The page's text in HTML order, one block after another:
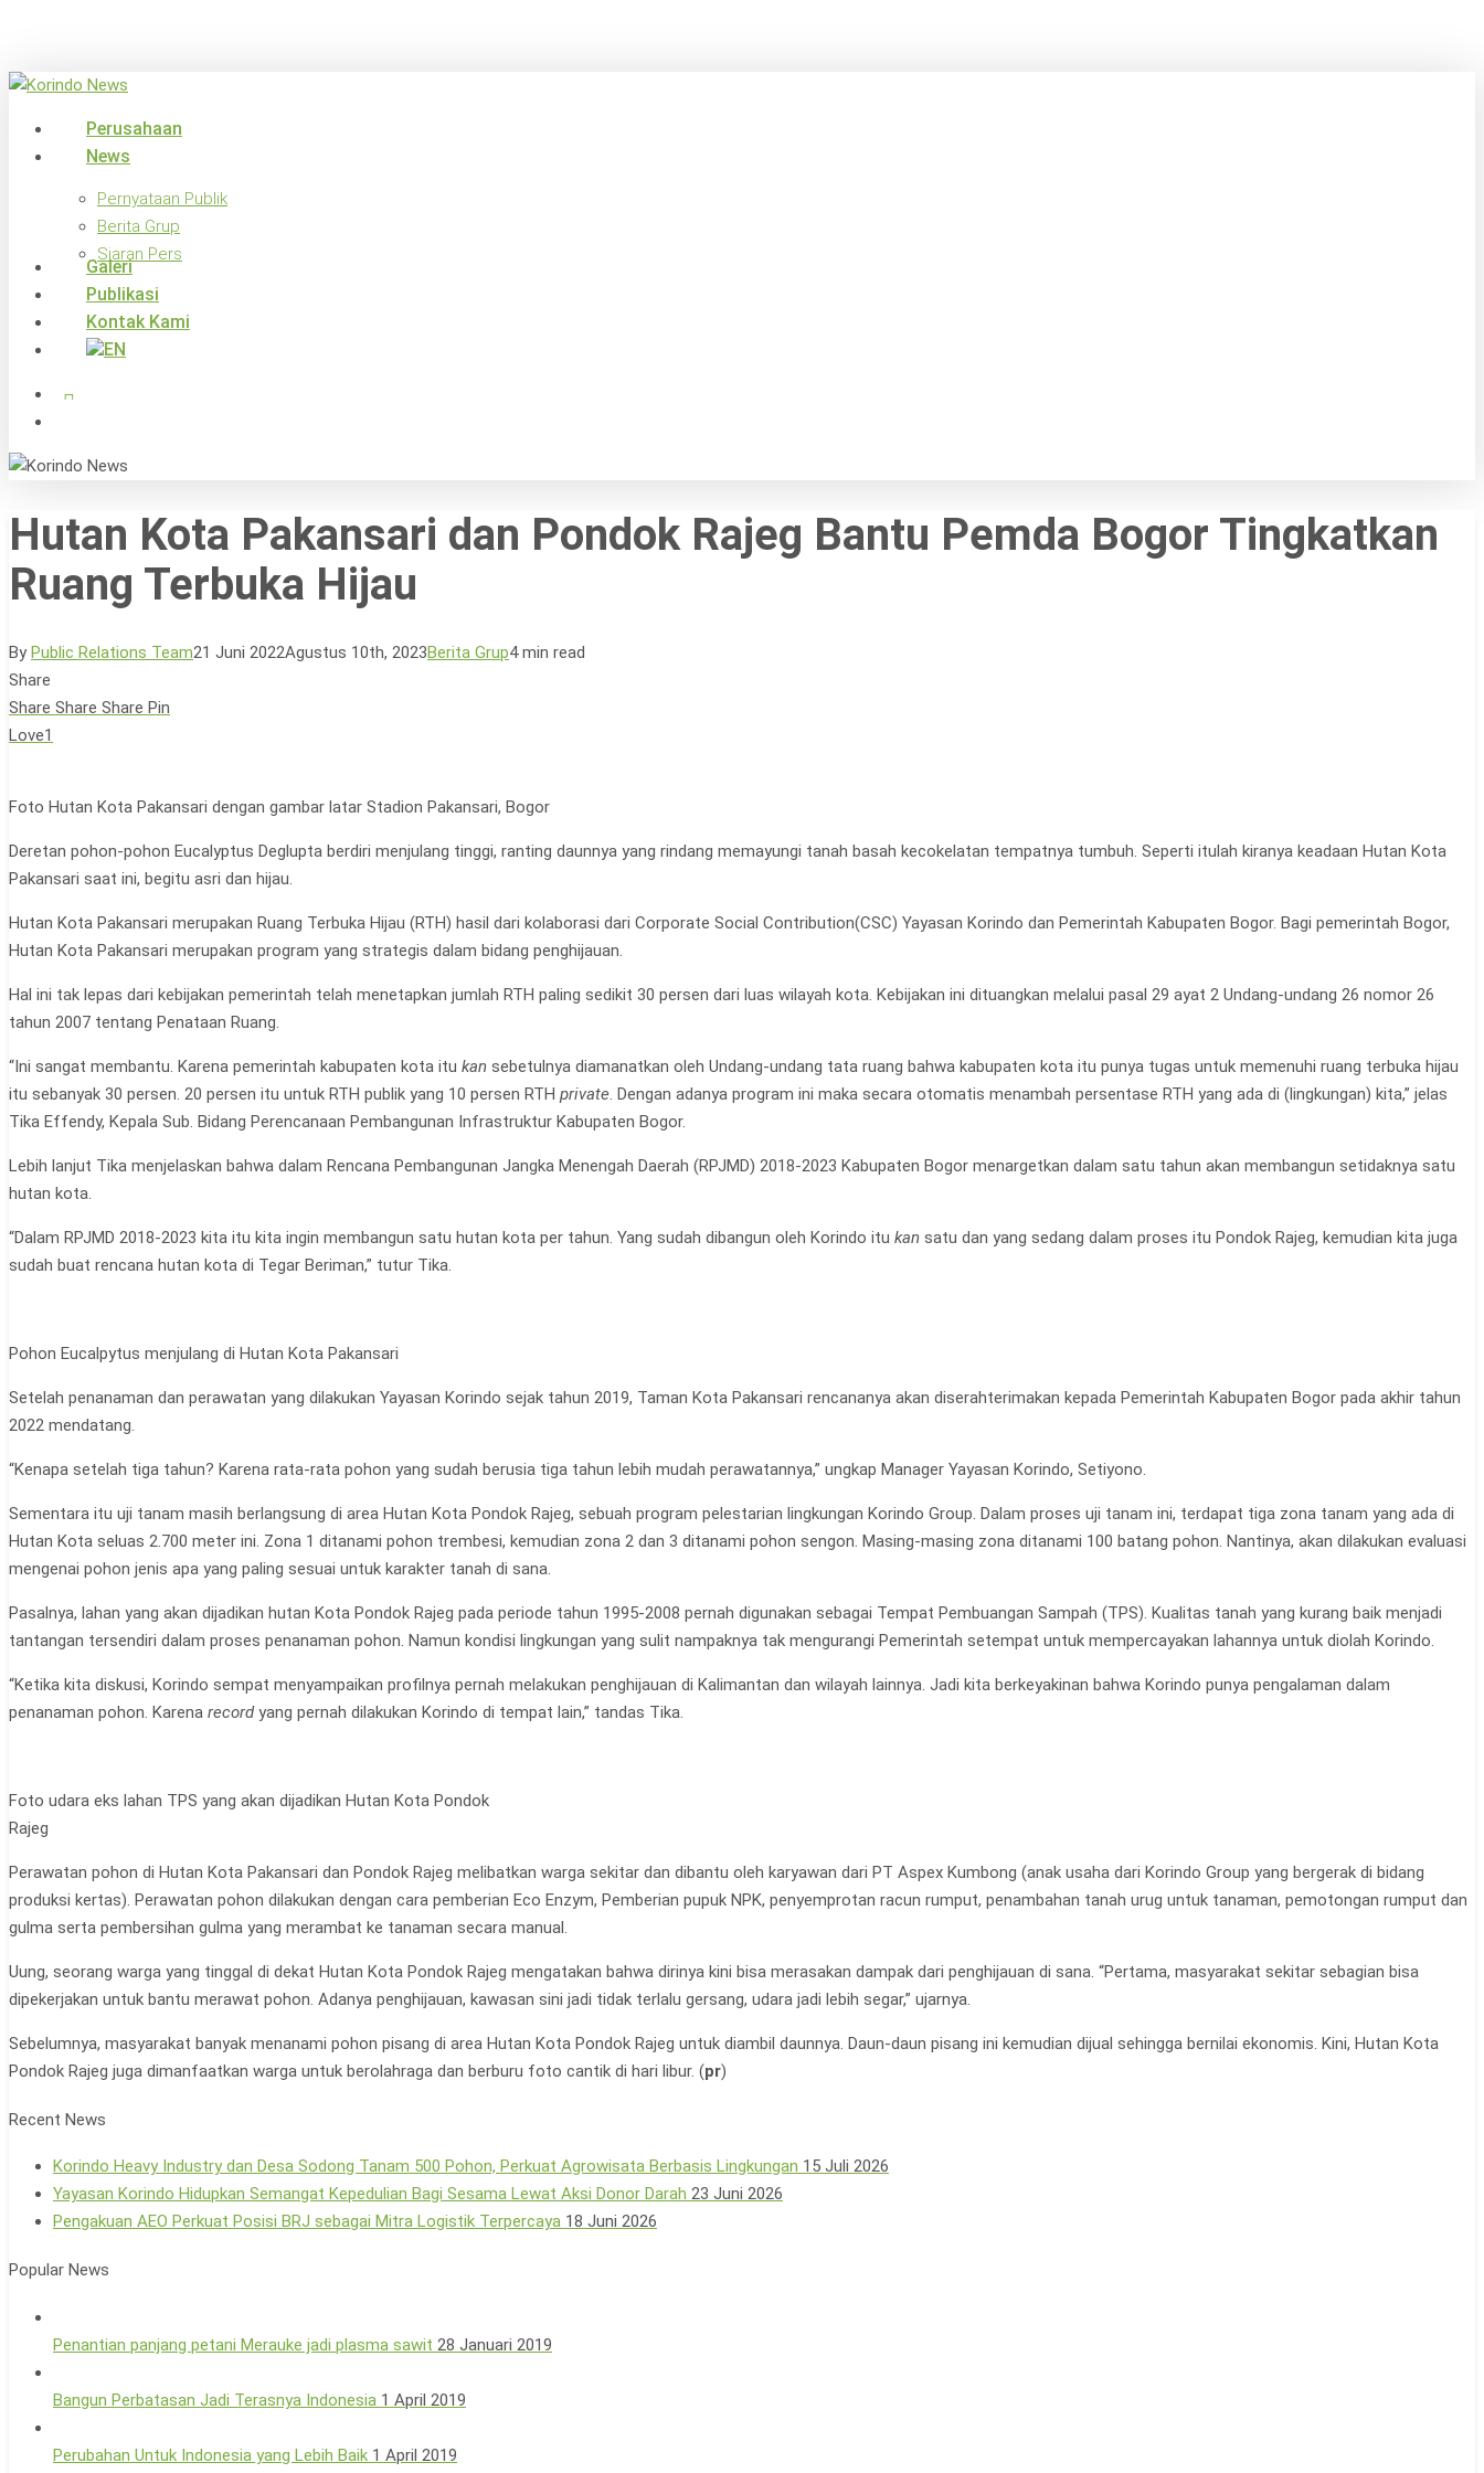
main
search
Menu
Perusahaan
News
Pernyataan Publik
Berita Grup
Siaran Pers
Galeri
Publikasi
Kontak Kami
x-
twitter
facebook
Hutan Kota Pakansari dan Pondok Rajeg Bantu Pemda Bogor Tingkatkan
Ruang Terbuka Hijau
By Public Relations Team21 Juni 2022Agustus 10th, 2023Berita Grup4 min read
Share
Share Share Share Pin
Love1
Foto Hutan Kota Pakansari dengan gambar latar Stadion Pakansari, Bogor
Deretan pohon-pohon Eucalyptus Deglupta berdiri menjulang tinggi, ranting daunnya yang rindang memayungi tanah basah kecokelatan tempatnya tumbuh. Seperti itulah kiranya keadaan Hutan Kota
Pakansari saat ini, begitu asri dan hijau.
Hutan Kota Pakansari merupakan Ruang Terbuka Hijau (RTH) hasil dari kolaborasi dari Corporate Social Contribution(CSC) Yayasan Korindo dan Pemerintah Kabupaten Bogor. Bagi pemerintah Bogor,
Hutan Kota Pakansari merupakan program yang strategis dalam bidang penghijauan.
Hal ini tak lepas dari kebijakan pemerintah telah menetapkan jumlah RTH paling sedikit 30 persen dari luas wilayah kota. Kebijakan ini dituangkan melalui pasal 29 ayat 2 Undang-undang 26 nomor 26
tahun 2007 tentang Penataan Ruang.
“Ini sangat membantu. Karena pemerintah kabupaten kota itu kan sebetulnya diamanatkan oleh Undang-undang tata ruang bahwa kabupaten kota itu punya tugas untuk memenuhi ruang terbuka hijau
itu sebanyak 30 persen. 20 persen itu untuk RTH publik yang 10 persen RTH private . Dengan adanya program ini maka secara otomatis menambah persentase RTH yang ada di (lingkungan) kita,” jelas
Tika Effendy, Kepala Sub. Bidang Perencanaan Pembangunan Infrastruktur Kabupaten Bogor.
Lebih lanjut Tika menjelaskan bahwa dalam Rencana Pembangunan Jangka Menengah Daerah (RPJMD) 2018-2023 Kabupaten Bogor menargetkan dalam satu tahun akan membangun setidaknya satu
hutan kota.
“Dalam RPJMD 2018-2023 kita itu kita ingin membangun satu hutan kota per tahun. Yang sudah dibangun oleh Korindo itu kan satu dan yang sedang dalam proses itu Pondok Rajeg, kemudian kita juga
sudah buat rencana hutan kota di Tegar Beriman,” tutur Tika.
Pohon Eucalpytus menjulang di Hutan Kota Pakansari
Setelah penanaman dan perawatan yang dilakukan Yayasan Korindo sejak tahun 2019, Taman Kota Pakansari rencananya akan diserahterimakan kepada Pemerintah Kabupaten Bogor pada akhir tahun
2022 mendatang.
“Kenapa setelah tiga tahun? Karena rata-rata pohon yang sudah berusia tiga tahun lebih mudah perawatannya,” ungkap Manager Yayasan Korindo, Setiyono.
Sementara itu uji tanam masih berlangsung di area Hutan Kota Pondok Rajeg, sebuah program pelestarian lingkungan Korindo Group. Dalam proses uji tanam ini, terdapat tiga zona tanam yang ada di
Hutan Kota seluas 2.700 meter ini. Zona 1 ditanami pohon trembesi, kemudian zona 2 dan 3 ditanami pohon sengon. Masing-masing zona ditanami 100 batang pohon. Nantinya, akan dilakukan evaluasi
mengenai pohon jenis apa yang paling sesuai untuk karakter tanah di sana.
Pasalnya, lahan yang akan dijadikan hutan Kota Pondok Rajeg pada periode tahun 1995-2008 pernah digunakan sebagai Tempat Pembuangan Sampah (TPS). Kualitas tanah yang kurang baik menjadi
tantangan tersendiri dalam proses penanaman pohon. Namun kondisi lingkungan yang sulit nampaknya tak mengurangi Pemerintah setempat untuk mempercayakan lahannya untuk diolah Korindo.
“Ketika kita diskusi, Korindo sempat menyampaikan profilnya pernah melakukan penghijauan di Kalimantan dan wilayah lainnya. Jadi kita berkeyakinan bahwa Korindo punya pengalaman dalam
penanaman pohon. Karena recordyang pernah dilakukan Korindo di tempat lain,” tandas Tika.
Foto udara eks lahan TPS yang akan dijadikan Hutan Kota Pondok
Rajeg
Perawatan pohon di Hutan Kota Pakansari dan Pondok Rajeg melibatkan warga sekitar dan dibantu oleh karyawan dari PT Aspex Kumbong (anak usaha dari Korindo Group yang bergerak di bidang
produksi kertas). Perawatan pohon dilakukan dengan cara pemberian Eco Enzym, Pemberian pupuk NPK, penyemprotan racun rumput, penambahan tanah urug untuk tanaman, pemotongan rumput dan
gulma serta pembersihan gulma yang merambat ke tanaman secara manual.
Uung, seorang warga yang tinggal di dekat Hutan Kota Pondok Rajeg mengatakan bahwa dirinya kini bisa merasakan dampak dari penghijauan di sana. “Pertama, masyarakat sekitar sebagian bisa
dipekerjakan untuk bantu merawat pohon. Adanya penghijauan, kawasan sini jadi tidak terlalu gersang, udara jadi lebih segar,” ujarnya.
Sebelumnya, masyarakat banyak menanami pohon pisang di area Hutan Kota Pondok Rajeg untuk diambil daunnya. Daun-daun pisang ini kemudian dijual sehingga bernilai ekonomis. Kini, Hutan Kota
Pondok Rajeg juga dimanfaatkan warga untuk berolahraga dan berburu foto cantik di hari libur. (pr)
Recent News
Korindo Heavy Industry dan Desa Sodong Tanam 500 Pohon, Perkuat Agrowisata Berbasis Lingkungan 15 Juli 2026
Yayasan Korindo Hidupkan Semangat Kepedulian Bagi Sesama Lewat Aksi Donor Darah 23 Juni 2026
Pengakuan AEO Perkuat Posisi BRJ sebagai Mitra Logistik Terpercaya 18 Juni 2026
Popular News
Penantian panjang petani Merauke jadi plasma sawit 28 Januari 2019
Bangun Perbatasan Jadi Terasnya Indonesia 1 April 2019
Perubahan Untuk Indonesia yang Lebih Baik 1 April 2019